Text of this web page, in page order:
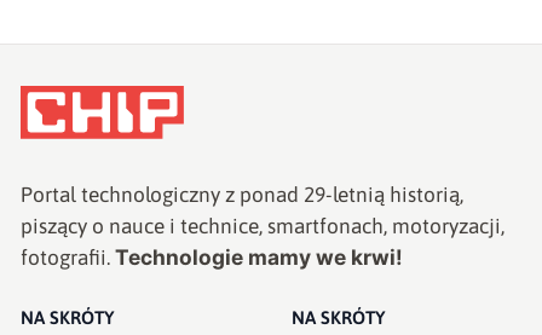
Portal technologiczny z ponad 29-letnią historią,
piszący o nauce i technice, smartfonach, motoryzacji,
fotografii. Technologie mamy we krwi!
NA SKRÓTY NA SKRÓTY